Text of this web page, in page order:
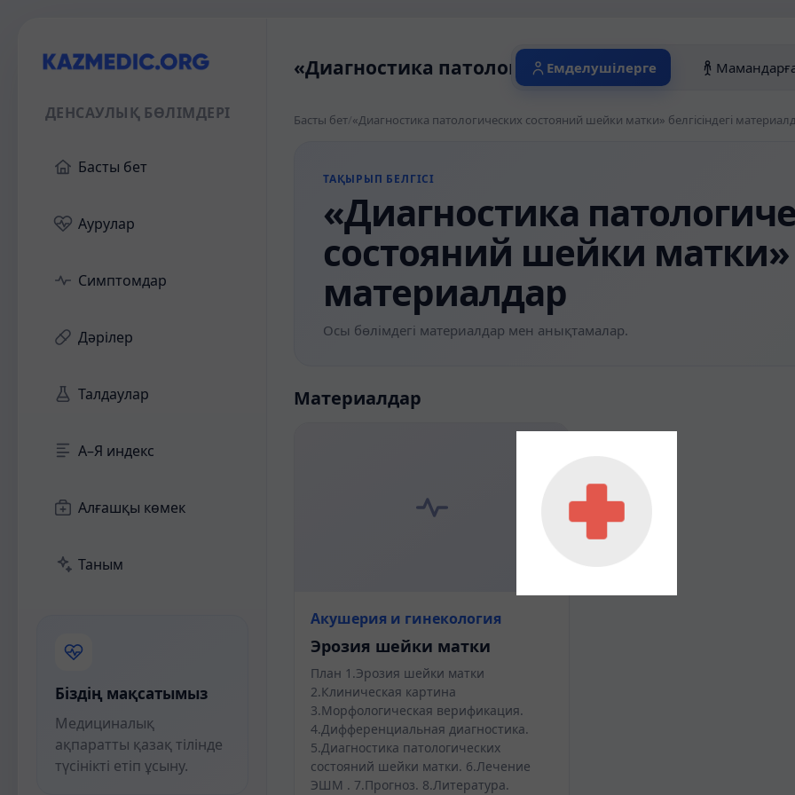
ДЕНСАУЛЫҚ БӨЛІМДЕРІ
Басты бет
Аурулар
Симптомдар
Дәрілер
Талдаулар
А–Я индекс
Алғашқы көмек
Таным
Біздің мақсатымыз
Медициналық
ақпаратты қазақ тілінде
түсінікті етіп ұсыну.
«Диагностика патологических состояний шейки
Емделушілерге
Басты бет/«Диагностика патологических состояний шейки матки» белгісіндегі
ТАҚЫРЫП БЕЛГІСІ
«Диагностика
состояний шейки матки»
материалдар
Осы бөлімдегі материалдар мен анықтамалар.
Материалдар
Акушерия и гинекология
Эрозия шейки матки
План 1.Эрозия шейки матки
2.Клиническая картина
3.Морфологическая верификация.
4.Дифференциальная диагностика.
5.Диагностика патологических
состояний шейки матки. 6.Лечение
ЭШМ . 7.Прогноз. 8.Литература.